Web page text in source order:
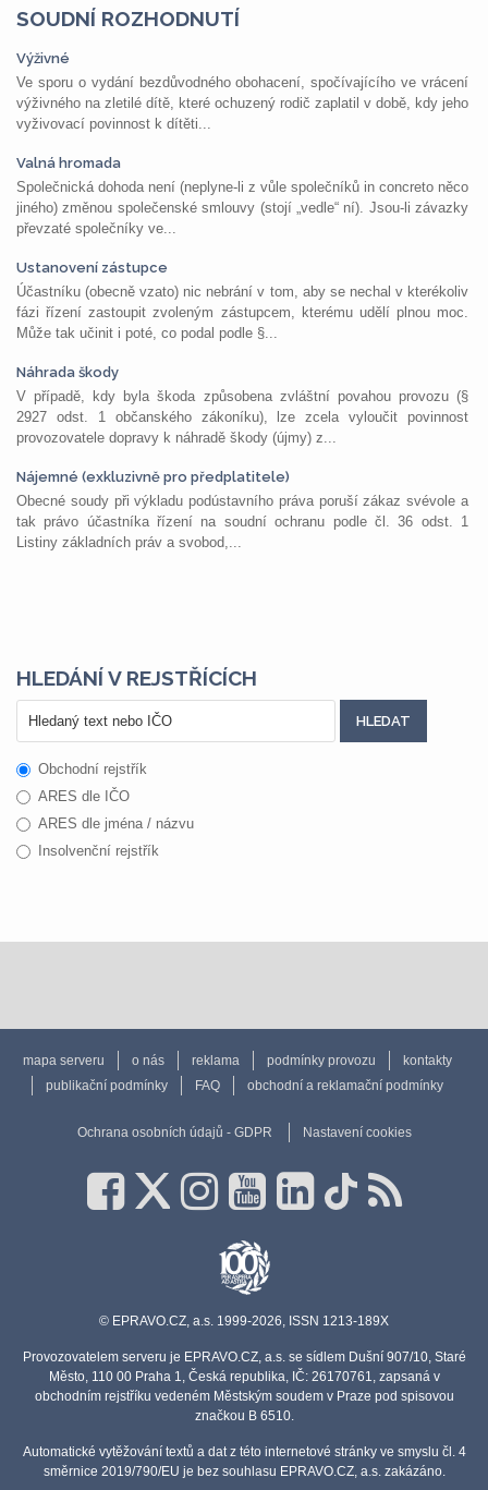
SOUDNÍ ROZHODNUTÍ
Výživné
Ve sporu o vydání bezdůvodného obohacení, spočívajícího ve vrácení
výživného na zletilé dítě, které ochuzený rodič zaplatil v době, kdy jeho
vyživovací povinnost k dítěti...
Valná hromada
Společnická dohoda není (neplyne-li z vůle společníků in concreto něco
jiného) změnou společenské smlouvy (stojí „vedle“ ní). Jsou-li závazky
převzaté společníky ve...
Ustanovení zástupce
Účastníku (obecně vzato) nic nebrání v tom, aby se nechal v kterékoliv
fázi řízení zastoupit zvoleným zástupcem, kterému udělí plnou moc.
Může tak učinit i poté, co podal podle §...
Náhrada škody
V případě, kdy byla škoda způsobena zvláštní povahou provozu (§
2927 odst. 1 občanského zákoníku), lze zcela vyloučit povinnost
provozovatele dopravy k náhradě škody (újmy) z...
Nájemné (exkluzivně pro předplatitele)
Obecné soudy při výkladu podústavního práva poruší zákaz svévole a
tak právo účastníka řízení na soudní ochranu podle čl. 36 odst. 1
Listiny základních práv a svobod,...
HLEDÁNÍ V REJSTŘÍCÍCH
Obchodní rejstřík
ARES dle IČO
ARES dle jména / názvu
Insolvenční rejstřík
mapa serveru o nás reklama podmínky provozu
kontakty
publikační podmínky
FAQ obchodní a reklamační podmínky
Ochrana osobních údajů - GDPR Nastavení cookies
© EPRAVO.CZ, a.s. 1999-2026, ISSN 1213-189X
Provozovatelem serveru je EPRAVO.CZ, a.s. se sídlem Dušní 907/10, Staré
Město, 110 00 Praha 1, Česká republika, IČ: 26170761, zapsaná v
obchodním rejstříku vedeném Městským soudem v Praze pod spisovou
značkou B 6510.
Automatické vytěžování textů a dat z této internetové stránky ve smyslu čl. 4
směrnice 2019/790/EU je bez souhlasu EPRAVO.CZ, a.s. zakázáno.